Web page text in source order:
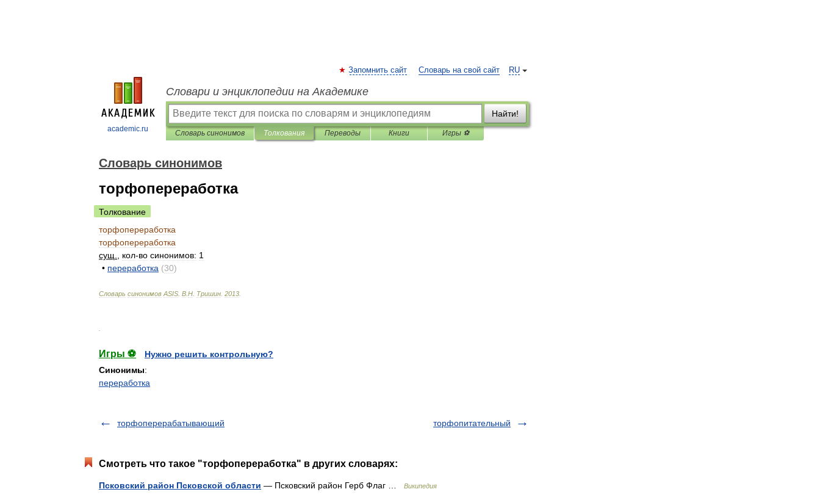
academic.ru
RU
Запомнить сайт Словарь на свой сайт
Словари и энциклопедии на Академике
Найти!
Словарь синонимов Толкования Переводы Книги Игры ⚽
Словарь синонимов
торфопереработка
Толкование
торфопереработка
торфопереработка
сущ
кол-во синонимов: 1
• переработка (30)
Словарь синонимов ASIS В Н Тришин 2013
Игры ⚽
Нужно решить контрольную?
Синонимы:
переработка
торфоперерабатывающий торфопитательный
Смотреть что такое "торфопереработка" в других словарях:
Псковский район Псковской области — Псковский район Герб Флаг … Википедия